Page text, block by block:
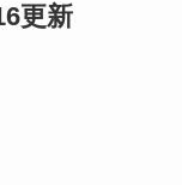
更新